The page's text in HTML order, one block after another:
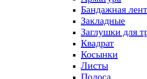
Бандажная
Закладные
Заглушки для
Квадрат
Косынки
Листы
Полоса